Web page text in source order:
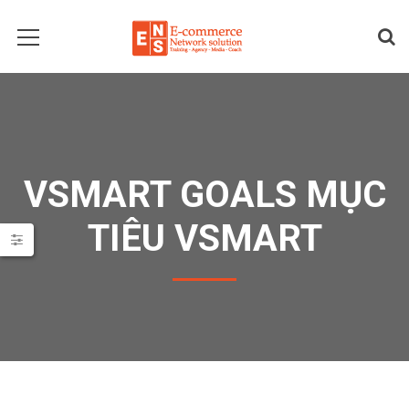
VSMART GOALS MỤC
TIÊU VSMART